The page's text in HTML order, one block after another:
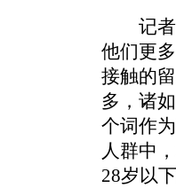
记者在
他们更
接触的
多，诸
个词作
人群中
28岁以